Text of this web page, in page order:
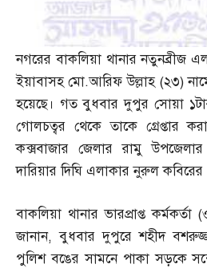
নগরের বাকলিয়া থানার নতুনব্রীজ
ইয়াবাসহ মো.আরিফ উল্লাহ (২৩)
হয়েছে। গত বুধবার দুপুর সোয়া
গোলচত্বর থেকে তাকে গ্রেপ্তার
কক্সবাজার জেলার রামু
দারিয়ার দিঘি এলাকার নুরুল কবিরের
বাকলিয়া থানার ভারপ্রাপ্ত কর্মকর্তা (
জানান,বুধবার দুপুরে শহীদ
পুলিশ বঙের সামনে পাকা সড়কে